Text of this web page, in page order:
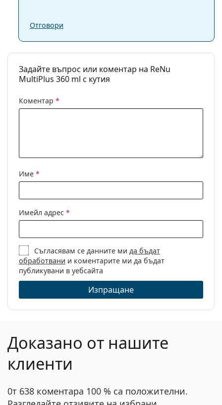
Отговори
Задайте въпрос или коментар на ReNu
MultiPlus 360 ml с кутия
Коментар *
Име *
Имейл адрес *
Съгласявам се данните мида бъдат
обработвани и коментарите ми да бъдат
публикувани в уебсайта
Изпращане
Доказано от нашите
клиенти
0т 638 коментара 100 % са положителни.